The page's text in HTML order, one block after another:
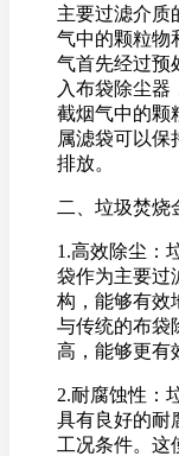
主要过滤介质
气中的颗粒物
气首先经过预
入布袋除尘器
截烟气中的颗
属滤袋可以保
排放。
二、垃圾焚烧
1.高效除尘：
袋作为主要过
构，能够有效
与传统的布袋
高，能够更有
2.耐腐蚀性：
具有良好的耐
工况条件。这